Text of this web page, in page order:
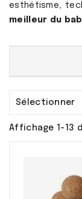
esthétisme,
meilleur du
Sélectionner
Affichage 1-13